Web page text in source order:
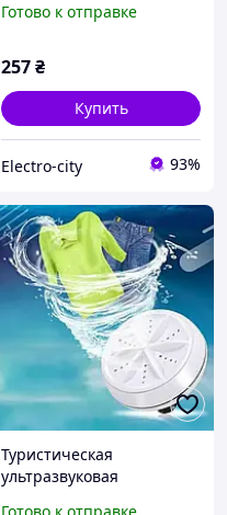
портативная мини Wash
повербанка
Готово к отправке
257₴
Купить
Electro-city 93%
Туристическая
ультразвуковая